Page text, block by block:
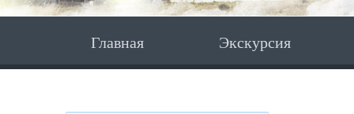
Главная Экскурсия